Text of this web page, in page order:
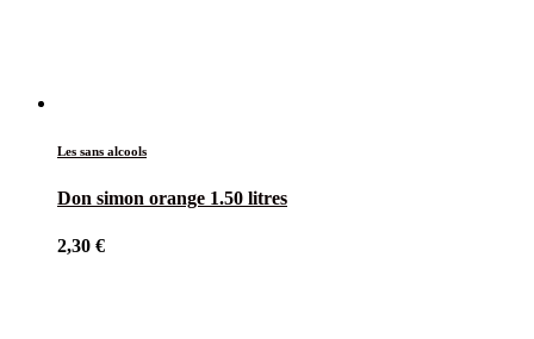
Les sans alcools
Don simon orange 1.50 litres
2,30 €